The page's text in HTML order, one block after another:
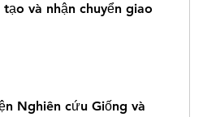
và nhận chuyển giao
Nghiên cứu Giống và